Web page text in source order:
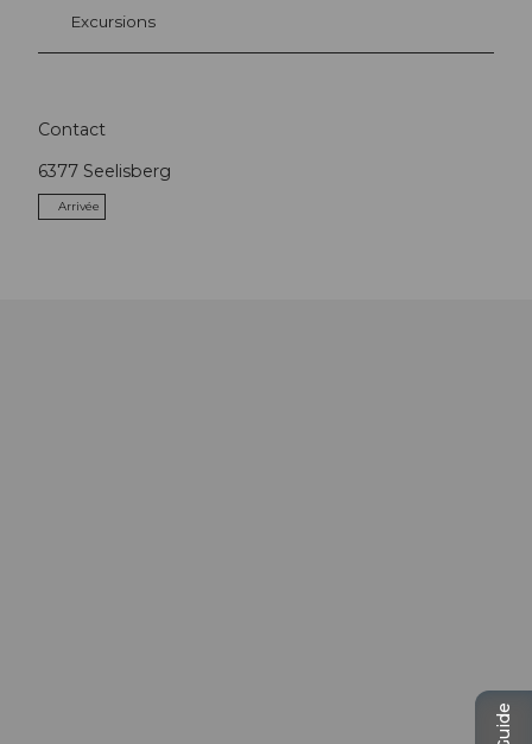
Excursions
Contact
6377 Seelisberg
Arrivée